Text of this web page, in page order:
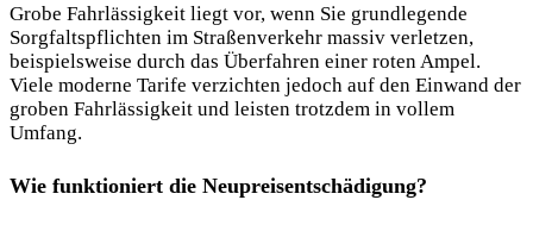
Grobe Fahrlässigkeit liegt vor, wenn Sie grundlegende
Sorgfaltspflichten im Straßenverkehr massiv verletzen,
beispielsweise durch das Überfahren einer roten Ampel.
Viele moderne Tarife verzichten jedoch auf den Einwand der
groben Fahrlässigkeit und leisten trotzdem in vollem
Umfang.
Wie funktioniert die Neupreisentschädigung?